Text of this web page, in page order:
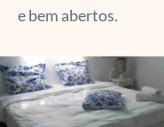
e bem abertos.